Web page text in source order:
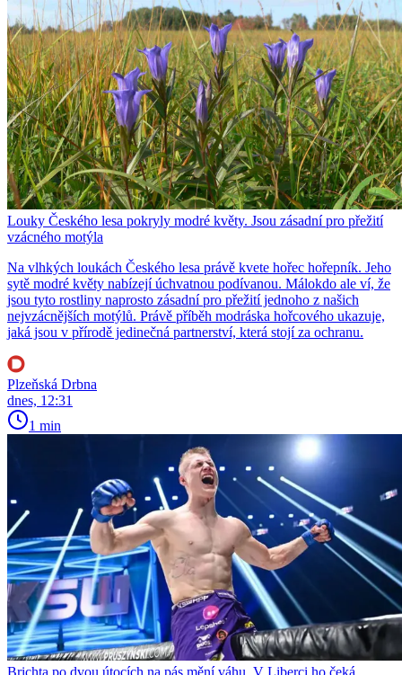
Louky Českého lesa pokryly modré květy. Jsou zásadní pro přežití
vzácného motýla
Na vlhkých loukách Českého lesa právě kvete hořec hořepník. Jeho
sytě modré květy nabízejí úchvatnou podívanou. Málokdo ale ví, že
jsou tyto rostliny naprosto zásadní pro přežití jednoho z našich
nejvzácnějších motýlů. Právě příběh modráska hořcového ukazuje,
jaká jsou v přírodě jedinečná partnerství, která stojí za ochranu.
Plzeňská Drbna
dnes, 12:31
1 min
Brichta po dvou útocích na pás mění váhu. V Liberci ho čeká